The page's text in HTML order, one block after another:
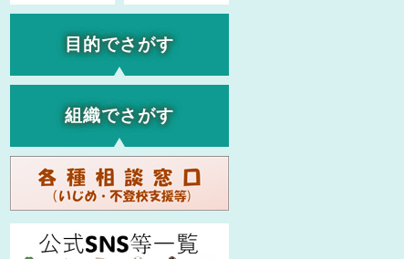
目的でさがす
組織でさがす